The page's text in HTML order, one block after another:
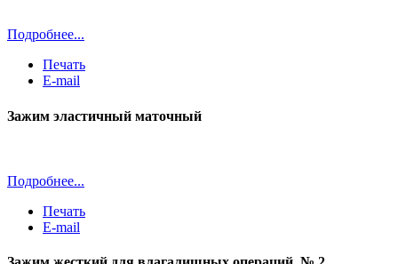
Подробнее...
Печать
E-mail
Зажим эластичный маточный
Подробнее...
Печать
E-mail